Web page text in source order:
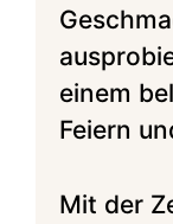
einem
Feiern
Mit der